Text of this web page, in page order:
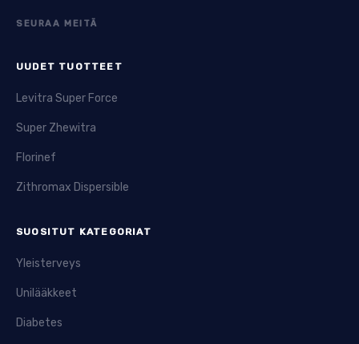
SEURAA MEITÄ
UUDET TUOTTEET
Levitra Super Force
Super Zhewitra
Florinef
Zithromax Dispersible
SUOSITUT KATEGORIAT
Yleisterveys
Unilääkkeet
Diabetes